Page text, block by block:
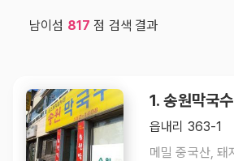
남이섬 817 점 검색 결과
1. 송원막국수
읍내리 363-1